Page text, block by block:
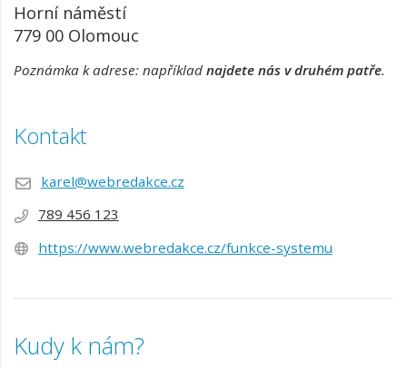
Horní náměstí
779 00 Olomouc
Poznámka k adrese: například najdete nás v druhém patře.
Kontakt
karel@webredakce.cz
789 456 123
https://www.webredakce.cz/funkce-systemu
Kudy k nám?